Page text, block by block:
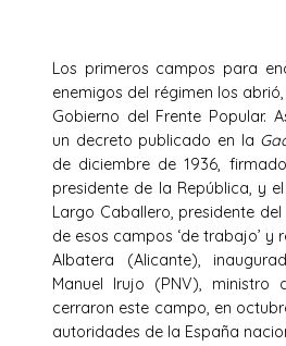
Los primeros campos para
enemigos del régimen los
Gobierno del Frente Popular.
un decreto publicado en la
de diciembre de 1936,
presidente de la República, y
Largo Caballero, presidente
de esos campos ‘de trabajo’ y
Albatera (Alicante),
Manuel Irujo (PNV), ministro
cerraron este campo, en
autoridades de la España